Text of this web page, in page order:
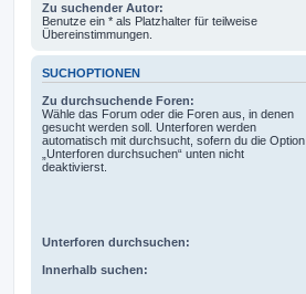
Zu suchender Autor:
Benutze ein * als Platzhalter für teilweise
Übereinstimmungen.
SUCHOPTIONEN
Zu durchsuchende Foren:
Wähle das Forum oder die Foren aus, in denen
gesucht werden soll. Unterforen werden
automatisch mit durchsucht, sofern du die Option
„Unterforen durchsuchen“ unten nicht
deaktivierst.
Unterforen durchsuchen:
Innerhalb suchen: